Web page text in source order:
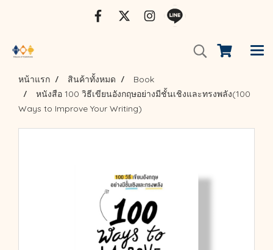
หน้าแรก สินค้าทั้งหมด
Book
หนังสือ 100 วิธีเขียนอังกฤษอย่างมีชั้นเชิงและทรงพลัง(100
Ways to Improve Your Writing)